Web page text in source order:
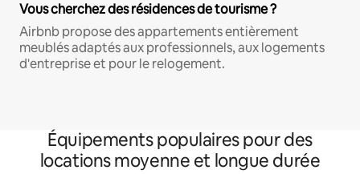
Vous cherchez des résidences de tourisme ?
Airbnb propose des appartements entièrement
meublés adaptés aux professionnels, aux logements
d'entreprise et pour le relogement.
Équipements populaires pour des
locations moyenne et longue durée